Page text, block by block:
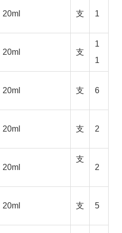
20ml 支 1
20ml 支
1
1
20ml 支 6
20ml 支 2
20ml
支
2
20ml 支 5